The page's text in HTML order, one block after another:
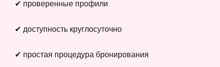
✔ проверенные профили
✔ доступность круглосуточно
✔ простая процедура бронирования